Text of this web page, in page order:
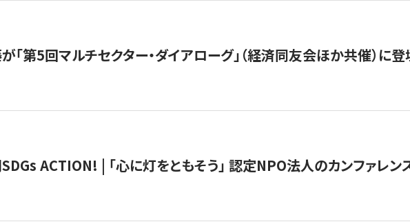
「第5回マルチセクター・ダイアローグ」（経済同友会ほか共催）に
ACTION! | 「心に灯をともそう」 認定NPO法人のカンファレン